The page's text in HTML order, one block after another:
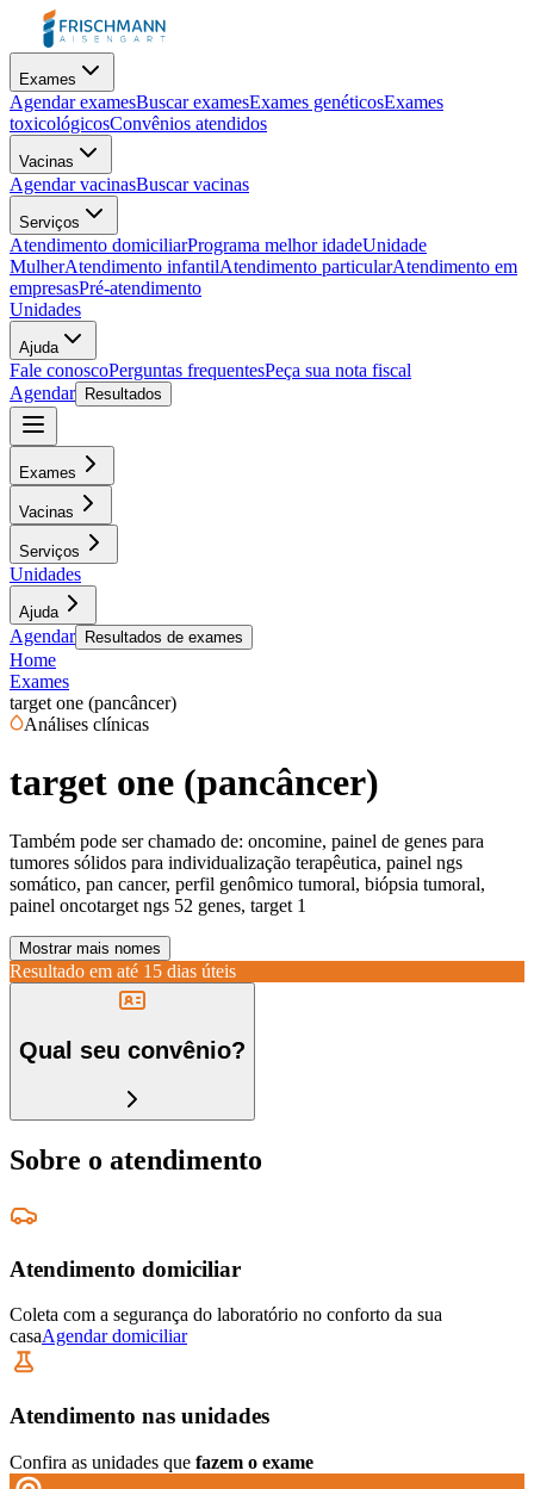
Exames
Agendar examesBuscar examesExames genéticosExames
toxicológicosConvênios atendidos
Vacinas
Agendar vacinasBuscar vacinas
Serviços
Atendimento domiciliarPrograma melhor idadeUnidade
MulherAtendimento infantilAtendimento particularAtendimento em
empresasPré-atendimento
Unidades
Ajuda
Fale conoscoPerguntas frequentesPeça sua nota fiscal
Agendar
Resultados
Exames
Vacinas
Serviços
Unidades
Ajuda
Agendar Resultados de exames
Home
Exames
target one (pancâncer)
Análises clínicas
target one (pancâncer)
Também pode ser chamado de: oncomine, painel de genes para
tumores sólidos para individualização terapêutica, painel ngs
somático, pan cancer, perfil genômico tumoral, biópsia tumoral,
painel oncotarget ngs 52 genes, target 1
Mostrar mais nomes
Resultado em até 15 dias úteis
Qual seu convênio?
Sobre o atendimento
Atendimento domiciliar
Coleta com a segurança do laboratório no conforto da sua
casaAgendar domiciliar
Atendimento nas unidades
Confira as unidades que fazem o exame